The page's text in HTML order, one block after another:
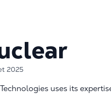
2025
Technologies uses its